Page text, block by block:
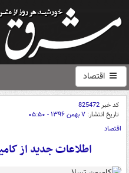
اقتصاد
کد خبر825472
تاریخ انتشار: ۷ بهمن ۱۳۹۶ - ۰۵:۵۰
اقتصاد
اطلاعات جدید از